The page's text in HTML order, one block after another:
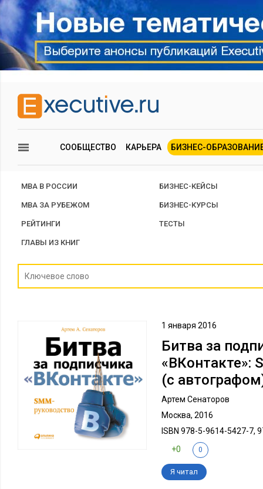
СООБЩЕСТВО КАРЬЕРА БИЗНЕС-
MBA В РОССИИ
MBA ЗА РУБЕЖОМ
РЕЙТИНГИ
ГЛАВЫ ИЗ КНИГ
БИЗНЕС-КЕЙСЫ
БИЗНЕС-КУРСЫ
ТЕСТЫ
1 января 2016
Битва за
«ВКонтакте»:
(с
Артем Сенаторов
Москва, 2016
ISBN 978-5-9614-5427-7,
+0
0
Я читал